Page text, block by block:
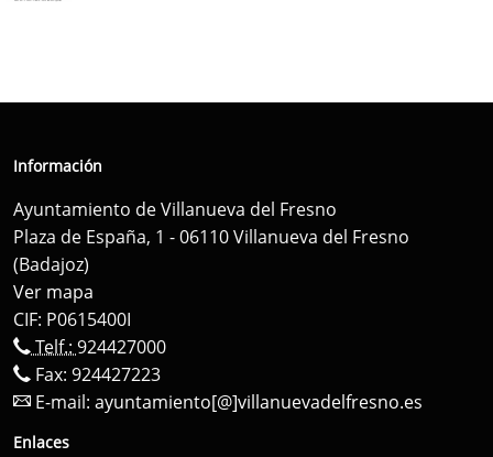
Información
Ayuntamiento de Villanueva del Fresno
Plaza de España, 1 - 06110 Villanueva del Fresno
(Badajoz)
Ver mapa
CIF: P0615400I
Telf.: 924427000
Fax: 924427223
E-mail: ayuntamiento[@]villanuevadelfresno.es
Enlaces